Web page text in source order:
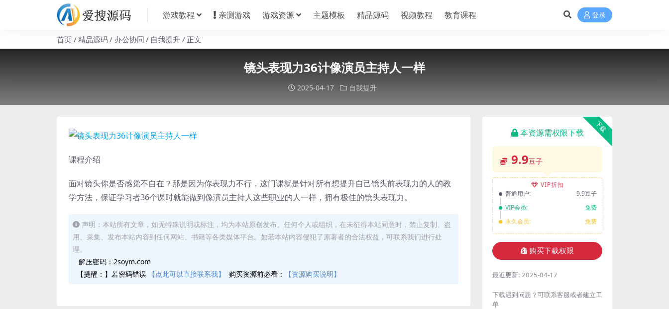
游戏教程 亲测游戏 游戏资源 主题模板 精品源码 视频教程 教育课程 登录
首页 精品源码 办公协同 自我提升 正文
镜头表现力36计像演员主持人一样
2025-04-17 自我提升
课程介绍
面对镜头你是否感觉不自在？那是因为你表现力不行，这门课就是针对所有想提升自己镜头前表现力的人的教
学方法，保证学习者36个课时就能做到像演员主持人这些职业的人一样，拥有极佳的镜头表现力。
声明：本站所有文章，如无特殊说明或标注，均为本站原创发布。任何个人或组织，在未征得本站同意时，禁止复制、盗
用、采集、发布本站内容到任何网站、书籍等各类媒体平台。如若本站内容侵犯了原著者的合法权益，可联系我们进行处
理。
解压密码：2soym.com
【提醒：】若密码错误
【点此可以直接联系我】 购买资源前必看： 【资源购买说明】
下载
本资源需权限下载
9.9豆子
VIP折扣
普通用户:
9.9豆子
VIP会员:
免费
永久会员:
免费
购买下载权限
最近更新: 2025-04-17
下载遇到问题？可联系客服或者建立工
单